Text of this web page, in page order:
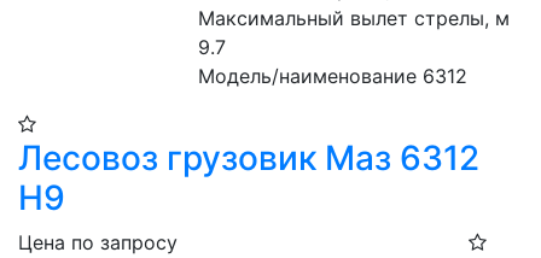
Максимальный вылет стрелы, м
9.7
Модель/наименование 6312
Лесовоз грузовик Маз 6312
Н9
Цена по запросу